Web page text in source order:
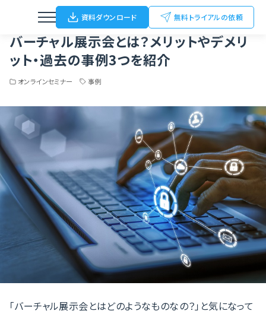
動画配信
オンライン/ハイブリットイベント
オフラインイベント
展示会（名刺Scan）
FC加盟店開拓
資料ダウンロード 無料トライアルの依頼
ブログ オンラインセミナー バーチャル展示会とは？メリットやデメリット・過去の事例3つを紹介
バーチャル展示会とは？メリットやデメリ
ット・過去の事例3つを紹介
オンラインセミナー 事例
「バーチャル展示会とはどのようなものなの？」と気になって